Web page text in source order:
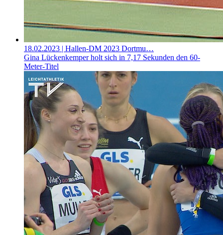
18.02.2023 | Hallen-DM 2023 Dortmu…
Gina Lückenkemper holt sich in 7,17 Sekunden den 60-
Meter-Titel